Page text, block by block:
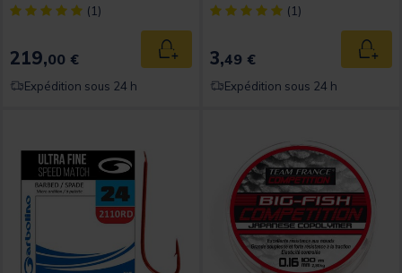
[object Object] out of 5 Customer Rating
(1)
219,00 € Ajouter au panier
Expédition sous 24 h
[object Object] out of 5
(1)
3,49 €
Expédition sous 24 h